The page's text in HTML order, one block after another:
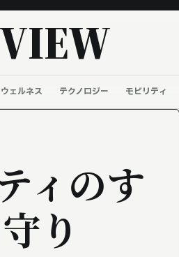
ウェルネス テクノロジー モビリティ
ィのす
り